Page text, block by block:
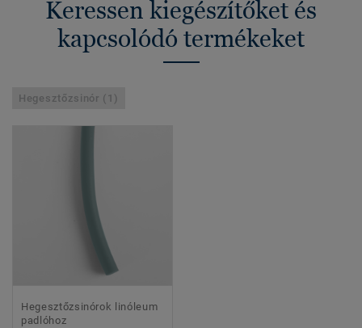
Keressen kiegészítőket és
kapcsolódó termékeket
Hegesztőzsinór (1)
Hegesztőzsinórok linóleum
padlóhoz